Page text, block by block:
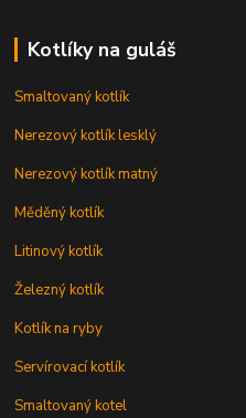
Kotlíky na guláš
Smaltovaný kotlík
Nerezový kotlík lesklý
Nerezový kotlík matný
Měděný kotlík
Litinový kotlík
Železný kotlík
Kotlík na ryby
Servírovací kotlík
Smaltovaný kotel